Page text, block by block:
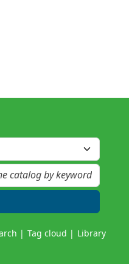
Tag cloud Library